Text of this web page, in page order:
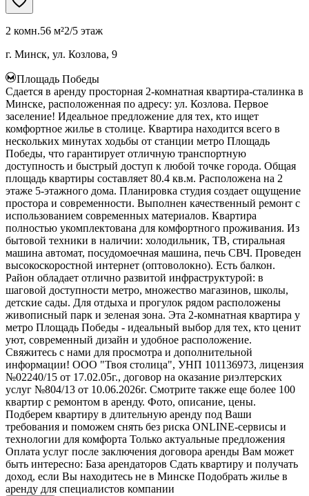
2 комн.56 м²2/5 этаж
г. Минск, ул. Козлова, 9
Площадь Победы
Сдается в аренду просторная 2-комнатная квартира-сталинка в
Минске, расположенная по адресу: ул. Козлова. Первое
заселение! Идеальное предложение для тех, кто ищет
комфортное жилье в столице. Квартира находится всего в
нескольких минутах ходьбы от станции метро Площадь
Победы, что гарантирует отличную транспортную
доступность и быстрый доступ к любой точке города. Общая
площадь квартиры составляет 80.4 кв.м. Расположена на 2
этаже 5-этажного дома. Планировка студия создает ощущение
простора и современности. Выполнен качественный ремонт с
использованием современных материалов. Квартира
полностью укомплектована для комфортного проживания. Из
бытовой техники в наличии: холодильник, ТВ, стиральная
машина автомат, посудомоечная машина, печь СВЧ. Проведен
высокоскоростной интернет (оптоволокно). Есть балкон.
Район обладает отлично развитой инфраструктурой: в
шаговой доступности метро, множество магазинов, школы,
детские сады. Для отдыха и прогулок рядом расположены
живописный парк и зеленая зона. Эта 2-комнатная квартира у
метро Площадь Победы - идеальный выбор для тех, кто ценит
уют, современный дизайн и удобное расположение.
Свяжитесь с нами для просмотра и дополнительной
информации! ООО "Твоя столица", УНП 101136973, лицензия
№02240/15 от 17.02.05г., договор на оказание риэлтерских
услуг №804/13 от 10.06.2026г. Смотрите также еще более 100
квартир с ремонтом в аренду. Фото, описание, цены.
Подберем квартиру в длительную аренду под Ваши
требования и поможем снять без риска ONLINE-сервисы и
технологии для комфорта Только актуальные предложения
Оплата услуг после заключения договора аренды Вам может
быть интересно: База арендаторов Сдать квартиру и получать
доход, если Вы находитесь не в Минске Подобрать жилье в
аренду для специалистов компании